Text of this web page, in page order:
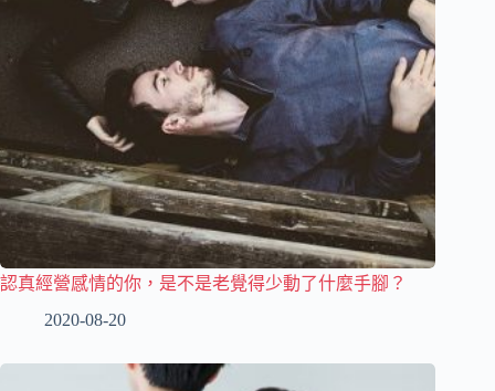
認真經營感情的你，是不是老覺得少動了什麼手腳？
2020-08-20